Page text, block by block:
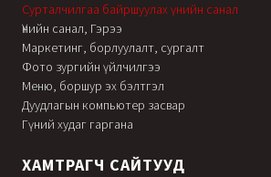
Сурталчилгаа байршуулах үнийн санал
Үнийн санал, Гэрээ
Маркетинг, борлуулалт, сургалт
Фото зургийн үйлчилгээ
Меню, боршур эх бэлтгэл
Дуудлагын компьютер засвар
Гүний худаг гаргана
ХАМТРАГЧ САЙТУУД